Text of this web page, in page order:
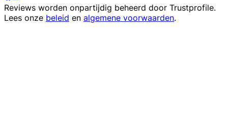
Reviews worden onpartijdig beheerd door Trustprofile.
Lees onze beleid en algemene voorwaarden.